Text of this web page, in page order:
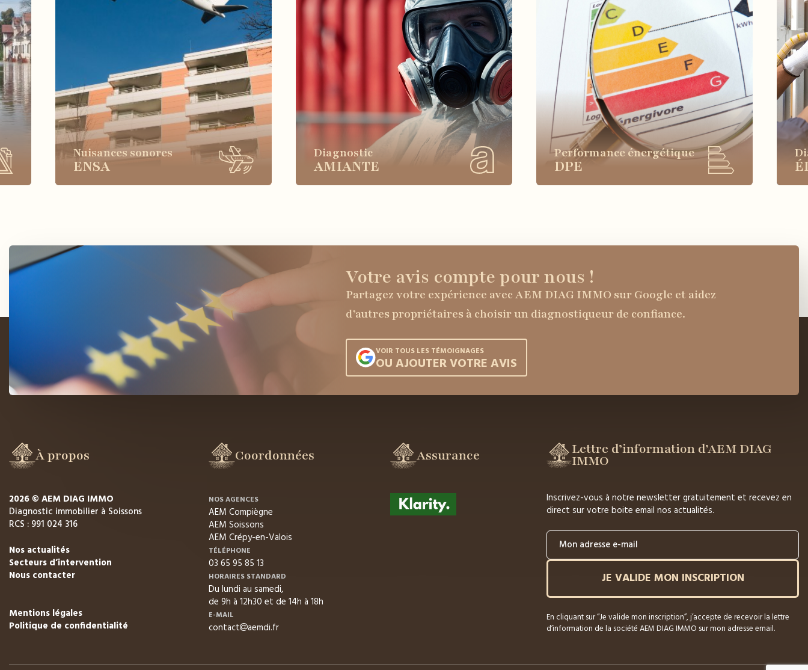
Nuisances sonores
ENSA
Diagnostic
AMIANTE
Performance énergétique
DPE
Votre avis compte pour nous !
Partagez votre expérience avec AEM DIAG IMMO sur Google et aidez
d’autres propriétaires à choisir un diagnostiqueur de confiance.
VOIR TOUS LES TÉMOIGNAGES
OU AJOUTER VOTRE AVIS
À propos
2026 © AEM DIAG IMMO
Diagnostic immobilier à Soissons
RCS : 991 024 316
Nos actualités
Secteurs d’intervention
Nous contacter
Mentions légales
Politique de confidentialité
Coordonnées
NOS AGENCES
AEM Compiègne
AEM Soissons
AEM Crépy-en-Valois
TÉLÉPHONE
03 65 95 85 13
HORAIRES STANDARD
Du lundi au samedi,
de 9h à 12h30 et de 14h à 18h
E-MAIL
contact aemdi.fr
Assurance Lettre d’information d’AEM DIAG
IMMO
Inscrivez-vous à notre newsletter gratuitement et recevez en
direct sur votre boite email nos actualités.
JE VALIDE MON INSCRIPTION
En cliquant sur “Je valide mon inscription”, j’accepte de recevoir la lettre
d’information de la société AEM DIAG IMMO sur mon adresse email.